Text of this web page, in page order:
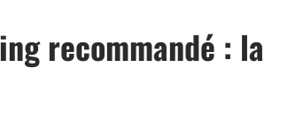
recommandé : la